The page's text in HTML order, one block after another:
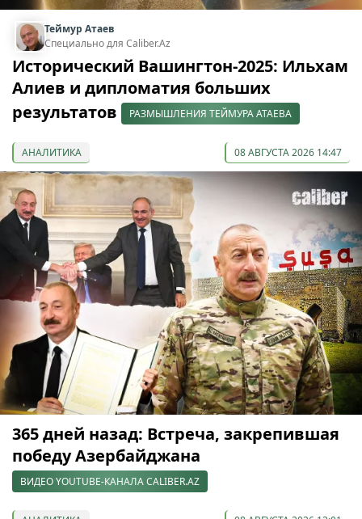
Теймур Атаев
Специально для Caliber.Az
Исторический Вашингтон-2025: Ильхам
Алиев и дипломатия больших
результатов
РАЗМЫШЛЕНИЯ ТЕЙМУРА АТАЕВА
АНАЛИТИКА 08 АВГУСТА 2026 14:47
365 дней назад: Встреча, закрепившая
победу Азербайджана
ВИДЕО YOUTUBE-КАНАЛА CALIBER.AZ